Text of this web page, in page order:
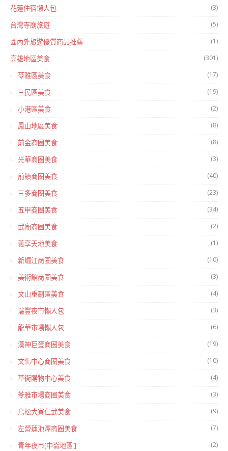
花蓮住宿懶人包 (3)
台灣寺廟旅遊 (5)
國內外旅遊優質商品推薦 (1)
高雄地區美食 (301)
苓雅區美食 (17)
三民區美食 (19)
小港區美食 (2)
鳳山地區美食 (8)
前金商圈美食 (8)
光華商圈美食 (3)
前鎮商圈美食 (40)
三多商圈美食 (23)
五甲商圈美食 (34)
武廟商圈美食 (2)
義享天地美食 (1)
新崛江商圈美食 (10)
美術館商圈美食 (3)
文山重劃區美食 (4)
瑞豐夜市懶人包 (3)
龍華市場懶人包 (6)
漢神巨蛋商圈美食 (19)
文化中心商圈美食 (10)
草衙購物中心美食 (4)
苓雅市場商圈美食 (3)
鳥松大寮仁武美食 (9)
左營蓮池潭商圈美食 (7)
青年夜市[中崙地區 ] (2)